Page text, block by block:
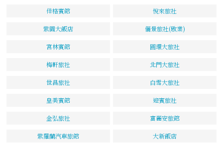
佳格賓館 悅來旅社
紫園大飯店 儷景旅社(歇業)
宮林賓館 圓環大旅社
梅軒旅社 北門大旅社
世昌旅社 白雪大旅社
皇美賓館 迎賓旅社
金弘旅社 富麗安旅館
紫羅蘭汽車旅館 大新飯店